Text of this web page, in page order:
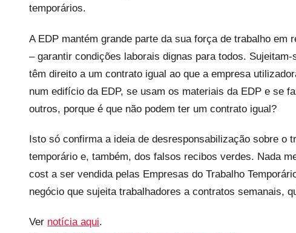
n
f
l
e
x
v
e
s
temporários.
A EDP mantém grande parte da sua força de trabalho em
– garantir condições laborais dignas para todos.
têm direito a um contrato igual ao que a empresa
num edifício da EDP, se usam os materiais da EDP e se
outros, porque é que não podem ter um contrato igual?
Isto só confirma a ideia de desresponsabilização sobre o
temporário e, também, dos falsos recibos verdes. Nada
cost a ser vendida pelas Empresas do Trabalho
negócio que sujeita trabalhadores a contratos semanais,
Ver notícia aqui.